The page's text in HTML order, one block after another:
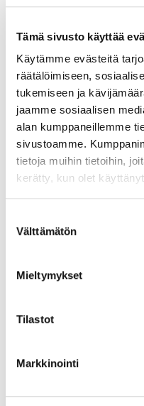
Tämä sivusto käyttää
Käytämme evästeitä
räätälöimiseen,
tukemiseen ja
jaamme sosiaalisen
alan kumppaneillemme
sivustoamme.
tietoja muihin tietoihin,
kerätty, kun olet
valinta
Välttämätön
Mieltymykset
Tilastot
Markkinointi